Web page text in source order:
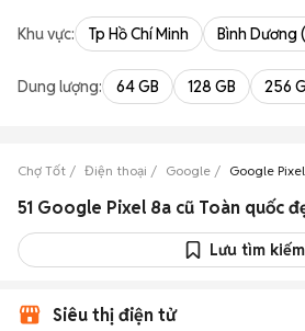
Khu vực: Tp Hồ Chí Minh Bình Dương
Dung lượng: 64 GB 128 GB 256
Chợ Tốt Điện thoại Google Google
51 Google Pixel 8a cũ Toàn quốc
Lưu tìm kiếm
Siêu thị điện tử